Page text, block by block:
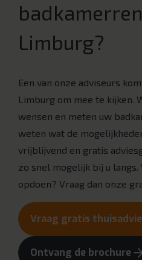
Limburg?
Een van onze adviseurs
Limburg om mee te kijken.
wensen en meten uw
weten wat de
vrijblijvend en gratis
zo snel mogelijk bij u
opdoen? Vraag dan onze
Vraag gratis
Ontvang de brochure